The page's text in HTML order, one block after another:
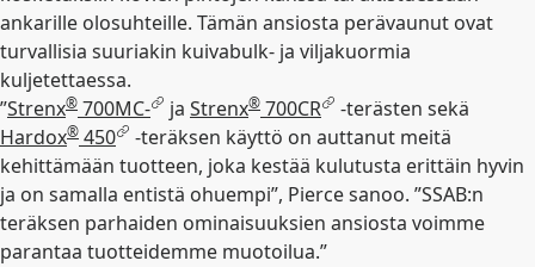
ankarille olosuhteille. Tämän ansiosta perävaunut ovat
turvallisia suuriakin kuivabulk- ja viljakuormia
kuljetettaessa.
”Strenx® 700MC- ja Strenx® 700CR
-terästen sekä
Hardox® 450
-teräksen käyttö on auttanut meitä
kehittämään tuotteen, joka kestää kulutusta erittäin hyvin
ja on samalla entistä ohuempi”, Pierce sanoo. ”SSAB:n
teräksen parhaiden ominaisuuksien ansiosta voimme
parantaa tuotteidemme muotoilua.”